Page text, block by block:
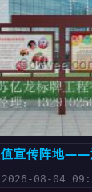
栏的匠心之选
宣传阵地——
2026-08-04